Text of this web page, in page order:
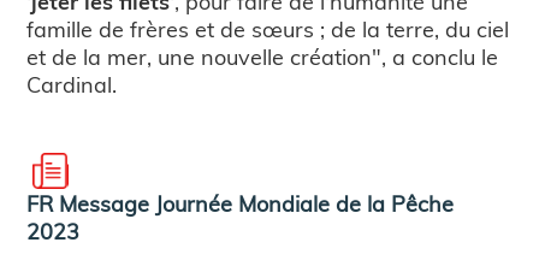
famille de frères et de sœurs ; de la terre, du ciel
et de la mer, une nouvelle création", a conclu le
Cardinal.
FR Message Journée Mondiale de la Pêche
2023